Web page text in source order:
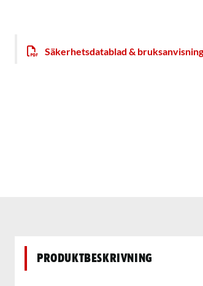
Säkerhetsdatablad &
Produktbeskrivning